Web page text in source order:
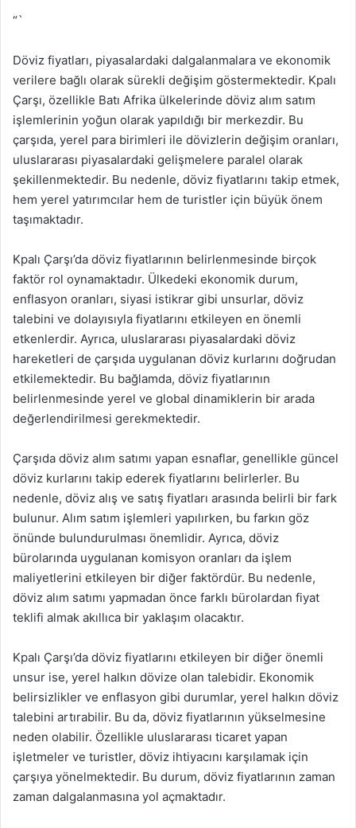
“`
Döviz fiyatları, piyasalardaki dalgalanmalara ve ekonomik
verilere bağlı olarak sürekli değişim göstermektedir. Kpalı
Çarşı, özellikle Batı Afrika ülkelerinde döviz alım satım
işlemlerinin yoğun olarak yapıldığı bir merkezdir. Bu
çarşıda, yerel para birimleri ile dövizlerin değişim oranları,
uluslararası piyasalardaki gelişmelere paralel olarak
şekillenmektedir. Bu nedenle, döviz fiyatlarını takip etmek,
hem yerel yatırımcılar hem de turistler için büyük önem
taşımaktadır.
Kpalı Çarşı’da döviz fiyatlarının belirlenmesinde birçok
faktör rol oynamaktadır. Ülkedeki ekonomik durum,
enflasyon oranları, siyasi istikrar gibi unsurlar, döviz
talebini ve dolayısıyla fiyatlarını etkileyen en önemli
etkenlerdir. Ayrıca, uluslararası piyasalardaki döviz
hareketleri de çarşıda uygulanan döviz kurlarını doğrudan
etkilemektedir. Bu bağlamda, döviz fiyatlarının
belirlenmesinde yerel ve global dinamiklerin bir arada
değerlendirilmesi gerekmektedir.
Çarşıda döviz alım satımı yapan esnaflar, genellikle güncel
döviz kurlarını takip ederek fiyatlarını belirlerler. Bu
nedenle, döviz alış ve satış fiyatları arasında belirli bir fark
bulunur. Alım satım işlemleri yapılırken, bu farkın göz
önünde bulundurulması önemlidir. Ayrıca, döviz
bürolarında uygulanan komisyon oranları da işlem
maliyetlerini etkileyen bir diğer faktördür. Bu nedenle,
döviz alım satımı yapmadan önce farklı bürolardan fiyat
teklifi almak akıllıca bir yaklaşım olacaktır.
Kpalı Çarşı’da döviz fiyatlarını etkileyen bir diğer önemli
unsur ise, yerel halkın dövize olan talebidir. Ekonomik
belirsizlikler ve enflasyon gibi durumlar, yerel halkın döviz
talebini artırabilir. Bu da, döviz fiyatlarının yükselmesine
neden olabilir. Özellikle uluslararası ticaret yapan
işletmeler ve turistler, döviz ihtiyacını karşılamak için
çarşıya yönelmektedir. Bu durum, döviz fiyatlarının zaman
zaman dalgalanmasına yol açmaktadır.